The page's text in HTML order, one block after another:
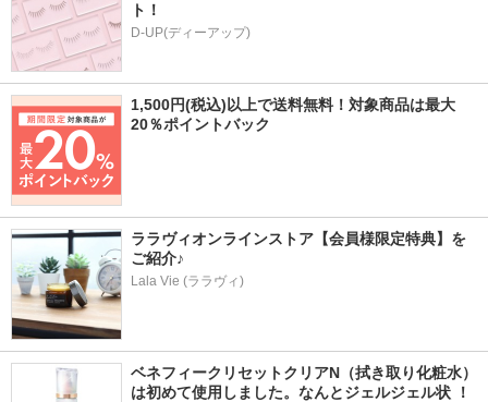
ト！
D-UP(ディーアップ)
1,500円(税込)以上で送料無料！対象商品は最大
20％ポイントバック
ララヴィオンラインストア【会員様限定特典】を
ご紹介♪
Lala Vie (ララヴィ)
ベネフィークリセットクリアN（拭き取り化粧水）
は初めて使用しました。なんとジェルジェル状 ！